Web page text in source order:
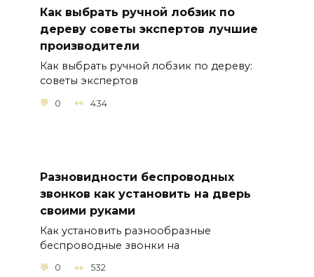
Как выбрать ручной лобзик по
дереву советы экспертов лучшие
производители
Как выбрать ручной лобзик по дереву:
советы экспертов
0 434
Разновидности беспроводных
звонков как установить на дверь
своими руками
Как установить разнообразные
беспроводные звонки на
0 532